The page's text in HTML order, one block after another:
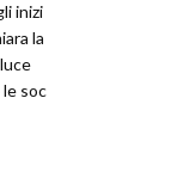
inizi
la
soc